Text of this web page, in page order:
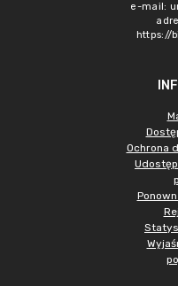
e-mail:
https://
Ochrona